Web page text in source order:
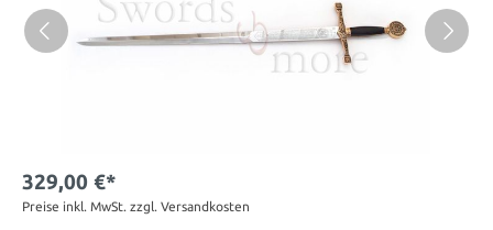
329,00 €*
Preise inkl. MwSt. zzgl. Versandkosten